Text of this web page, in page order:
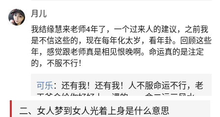
错，人际关系将会有所改善，与朋友们相处愉快，
可能还会获得意外之财，是吉兆。爱情将出现混乱
的局面，爱上不该爱的人，舍弃不应舍弃的爱，都
是你会犯下的情感错误。你如果能维持现时的感情
状态，或者让爱情进入冷藏期，过一段时间再做抉
择的话，情况会对你有利很多。不同的人梦见女人
二、女人梦到女人光着上身是什么意思
月儿
我结缘慧来老师4年了，一个过来人的建议，之前我
是不信这些的，现在每年化太岁，看年卦。回顾这些
年，感觉跟老师真是相见恨晚啊。命运真的是注定
的，不服不行！
可乐：还有我！还有我！人不服命运不行，老
天爷会给你好好上一课的。一命二运三风水，
哪样不服都不行！